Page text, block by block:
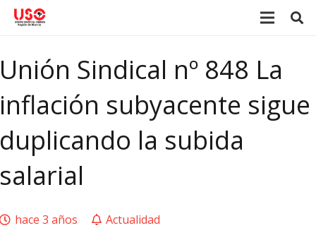
Unión Sindical nº 848 La
inflación subyacente sigue
duplicando la subida
salarial
hace 3 años Actualidad